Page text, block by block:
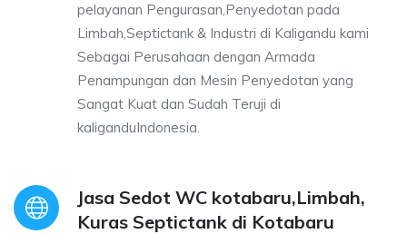
pelayanan Pengurasan,Penyedotan pada
Limbah,Septictank & Industri di Kaligandu kami
Sebagai Perusahaan dengan Armada
Penampungan dan Mesin Penyedotan yang
Sangat Kuat dan Sudah Teruji di
kaliganduIndonesia.
Jasa Sedot WC kotabaru,Limbah,
Kuras Septictank di Kotabaru